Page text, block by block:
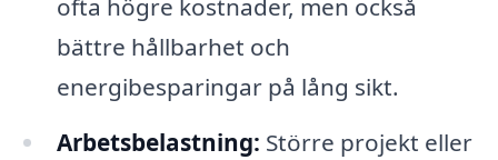
ofta högre kostnader, men också
bättre hållbarhet och
energibesparingar på lång sikt.
Arbetsbelastning: Större projekt eller